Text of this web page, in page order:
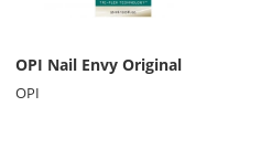
OPI Nail Envy Original
OPI